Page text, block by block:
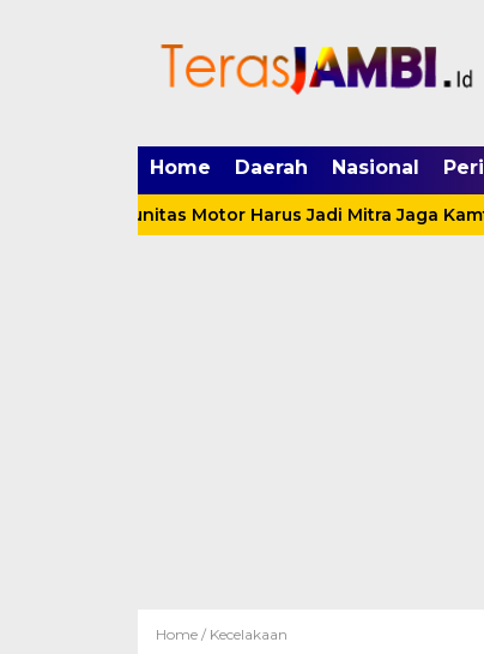
Home Daerah Nasional
Komunitas Motor Harus Jadi Mitra Jaga Kamtibmas
Home / Kecelakaan